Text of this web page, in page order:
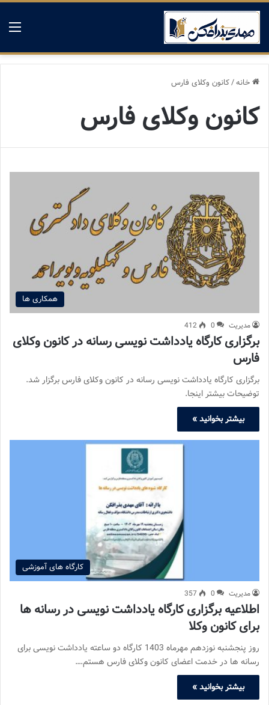
خانه/کانون وکلای فارس
کانون وکلای فارس
همکاری ها
مدیریت 0
412
برگزاری کارگاه یادداشت نویسی رسانه در کانون وکلای
فارس
برگزاری کارگاه یادداشت نویسی رسانه در کانون وکلای فارس برگزار شد.
توضیحات بیشتر اینجا.
بیشتر بخوانید »
کارگاه های آموزشی
مدیریت 0
357
اطلاعیه برگزاری کارگاه یادداشت نویسی در رسانه ها
برای کانون وکلا
روز پنجشنبه نوزدهم مهرماه 1403 کارگاه دو ساعته یادداشت نویسی برای
رسانه ها در خدمت اعضای کانون وکلای فارس هستم.…
بیشتر بخوانید »